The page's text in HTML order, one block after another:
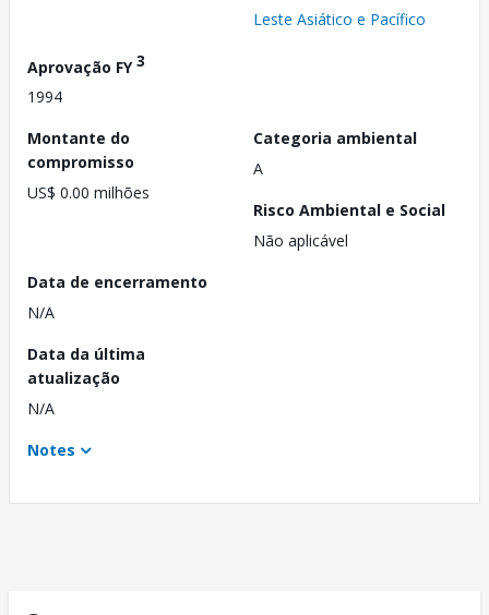
Leste Asiático e Pacífico
Aprovação FY3
1994
Montante do
compromisso
US$ 0.00 milhões
Categoria ambiental
A
Risco Ambiental e Social
Não aplicável
Data de encerramento
N/A
Data da última
atualização
N/A
Notes